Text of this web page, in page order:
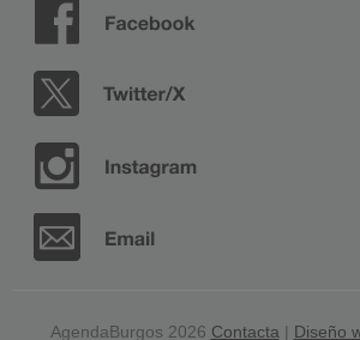
AgendaBurgos 2026 Contacta| Diseño